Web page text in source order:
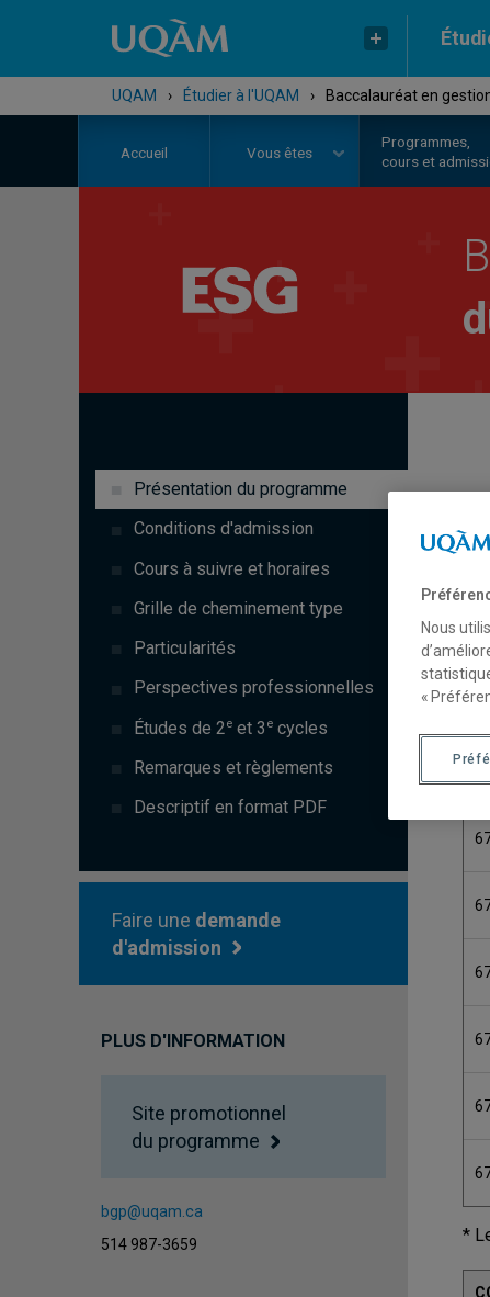
UQAM › Étudier à l'UQAM › Baccalauréat en
Accueil Vous êtes
Programmes,
cours et
Présentation du programme
Conditions d'admission
Cours à suivre et horaires
Grille de cheminement type
Particularités
Perspectives professionnelles
Études de 2 e et 3 e cycles
Remarques et règlements
Descriptif en format PDF
Faire une demande
d'admission
PLUS D'INFORMATION
Site promotionnel
du programme
bgp@uqam.ca
514 987-3659
*
Nous
«